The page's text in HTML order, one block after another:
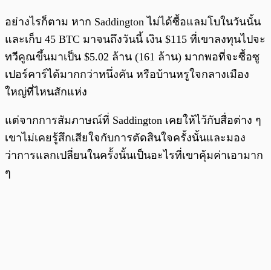
อย่างไรก็ตาม หาก Saddington ไม่ได้ซื้อแลมโบในวันนั้น
และเก็บ 45 BTC มาจนถึงวันนี้ เงิน $115 ที่เขาลงทุนไปจะ
ทวีคูณขึ้นมาเป็น $5.02 ล้าน (161 ล้าน) มากพอที่จะซื้อซู
เปอร์คาร์ได้มากกว่าหนึ่งคัน หรือบ้านหรูใจกลางเมือง
ใหญ่ที่ไหนสักแห่ง
แต่จากการสัมภาษณ์ที่ Saddington เคยให้ไว้กับสื่อต่าง ๆ
เขาไม่เคยรู้สึกเสียใจกับการตัดสินใจครั้งนั้นและมอง
ว่าการแลกเปลี่ยนในครั้งนั้นเป็นอะไรที่เขาคุ้มค่าเอามาก
ๆ